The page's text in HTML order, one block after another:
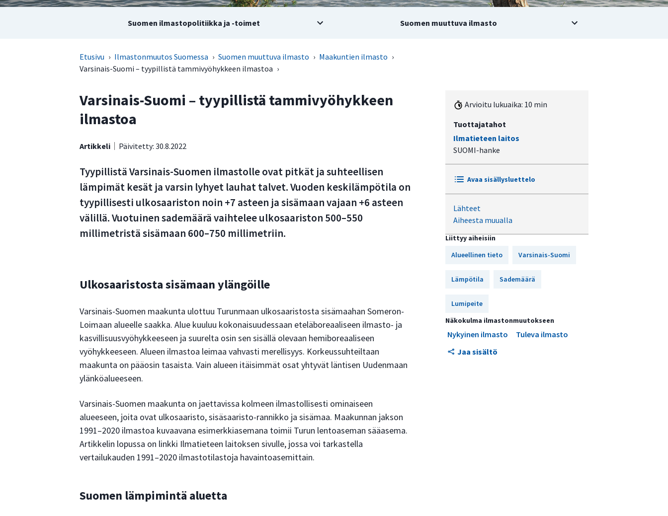
Suomen ilmastopolitiikka ja -toimet Suomen muuttuva ilmasto
Etusivu › Ilmastonmuutos Suomessa › Suomen muuttuva ilmasto › Maakuntien ilmasto ›
Varsinais-Suomi – tyypillistä tammivyöhykkeen ilmastoa ›
Arvioitu lukuaika: 10 min
Tuottajatahot
Ilmatieteen laitos
SUOMI-hanke
Avaa sisällysluettelo
Ulkosaaristosta sisämaan
ylängöille
Suomen lämpimintä aluetta
Kuivia keväitä ja sateisia syksyjä
Meri aiheuttaa vaihtelevat
Suotuisat kasvuolot
Varsinais-Suomen ilmasto
Lähteet
Aiheesta muualla
Liittyy aiheisiin
Alueellinen tieto
Varsinais-Suomi
Lämpötila Sademäärä
Lumipeite
Näkokulma ilmastonmuutokseen
Nykyinen ilmasto
Tuleva ilmasto
Jaa sisältö
Varsinais-Suomi – tyypillistä tammivyöhykkeen
ilmastoa
Artikkeli Päivitetty: 30.8.2022
Tyypillistä Varsinais-Suomen ilmastolle ovat pitkät ja suhteellisen
lämpimät kesät ja varsin lyhyet lauhat talvet. Vuoden keskilämpötila on
tyypillisesti ulkosaariston noin +7 asteen ja sisämaan vajaan +6 asteen
välillä. Vuotuinen sademäärä vaihtelee ulkosaariston 500–550
millimetristä sisämaan 600–750 millimetriin.
Ulkosaaristosta sisämaan ylängöille
Varsinais-Suomen maakunta ulottuu Turunmaan ulkosaaristosta sisämaahan Someron-
Loimaan alueelle saakka. Alue kuuluu kokonaisuudessaan eteläboreaaliseen ilmasto- ja
kasvillisuusvyöhykkeeseen ja suurelta osin sen sisällä olevaan hemiboreaaliseen
vyöhykkeeseen. Alueen ilmastoa leimaa vahvasti merellisyys. Korkeussuhteiltaan
maakunta on pääosin tasaista. Vain alueen itäisimmät osat yhtyvät läntisen Uudenmaan
ylänköalueeseen.
Varsinais-Suomen maakunta on jaettavissa kolmeen ilmastollisesti ominaiseen
alueeseen, joita ovat ulkosaaristo, sisäsaaristo-rannikko ja sisämaa. Maakunnan jakson
1991–2020 ilmastoa kuvaavana esimerkkiasemana toimii Turun lentoaseman sääasema.
Artikkelin lopussa on linkki Ilmatieteen laitoksen sivulle, jossa voi tarkastella
vertailukauden 1991–2020 ilmastotilastoja havaintoasemittain.
Suomen lämpimintä aluetta